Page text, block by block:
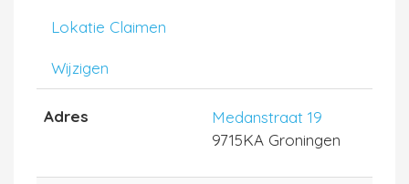
Lokatie Claimen
Wijzigen
Adres
Medanstraat 19
9715KA Groningen